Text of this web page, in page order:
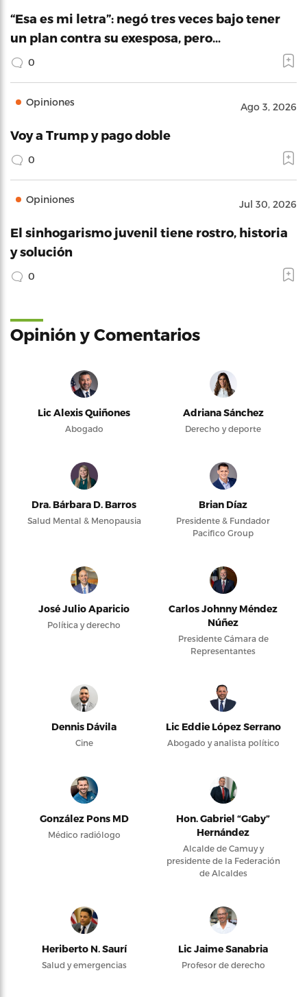
“Esa es mi letra”: negó tres veces bajo tener
un plan contra su exesposa, pero…
0
Opiniones Ago 3, 2026
Voy a Trump y pago doble
0
Opiniones Jul 30, 2026
El sinhogarismo juvenil tiene rostro, historia
y solución
0
Opinión y Comentarios
Lic Alexis Quiñones
Abogado
Adriana Sánchez
Derecho y deporte
Dra. Bárbara D. Barros
Salud Mental & Menopausia
Brian Díaz
Presidente & Fundador
Pacifico Group
José Julio Aparicio
Política y derecho
Carlos Johnny Méndez
Núñez
Presidente Cámara de
Representantes
Dennis Dávila
Cine
Lic Eddie López Serrano
Abogado y analista político
González Pons MD
Médico radiólogo
Hon. Gabriel “Gaby”
Hernández
Alcalde de Camuy y
presidente de la Federación
de Alcaldes
Heriberto N. Saurí
Salud y emergencias
Lic Jaime Sanabria
Profesor de derecho